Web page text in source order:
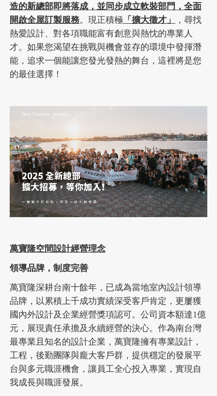
加盟徵才
造的新總部即將落成，並同步成立軟裝部門，全面
開啟全屋訂製服務。現正積極 「擴大徵才」
，尋找
熱愛設計、對各項職能富有創意與熱忱的專業人
才。如果您渴望在挑戰與機會並存的環境中發揮潛
能，追求一個能讓您發光發熱的舞台，這裡將是您
的最佳選擇！
萬寶隆空間設計經營理念
領導品牌，制度完善
萬寶隆深耕台南十餘年，已成為當地室內設計領導
品牌，以累積上千成功實績深受客戶肯定，更屢獲
國內外設計及企業經營獎項認可。公司資本額達1億
元，展現責任承擔及永續經營的決心。作為南台灣
最專業且知名的設計企業，萬寶隆擁有專業設計，
工程，後勤團隊與龐大客戶群，提供穩定的發展平
台與多元職涯機會，讓員工全心投入專業，實現自
我成長與職涯發展。